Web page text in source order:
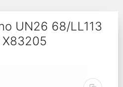
UN26 68/LL113
Х83205